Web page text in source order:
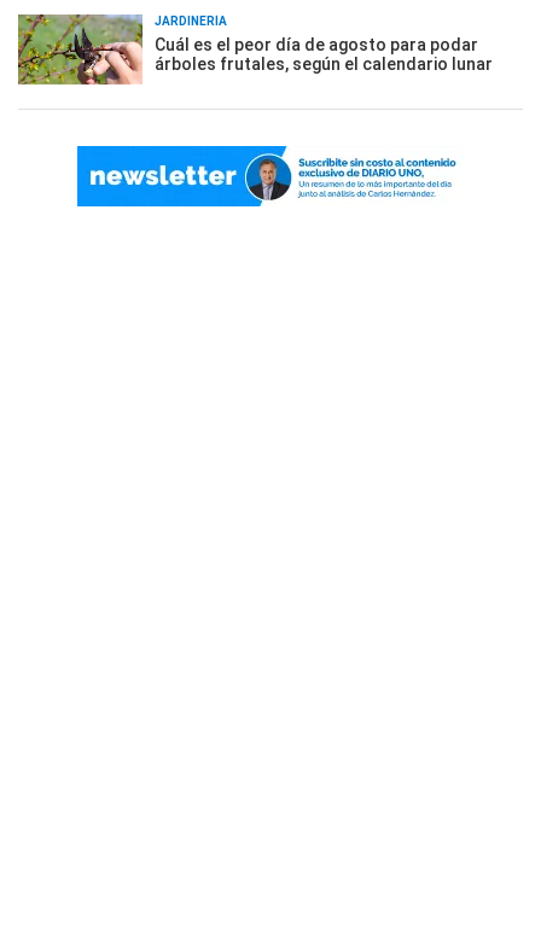
JARDINERÍA
Cuál es el peor día de agosto para podar
árboles frutales, según el calendario lunar